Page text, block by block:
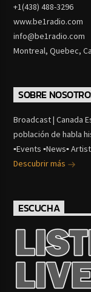
+1(438) 488-3296
www.be1radio.com
info@be1radio.com
Montreal, Quebec,
SOBRE
Broadcast | Canada
población de habla
▪Events ▪News▪
Descubrir más
ESCUCHA